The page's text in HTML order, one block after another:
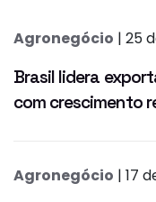
Agronegócio | 25
Brasil lidera
com crescimento
Agronegócio | 17